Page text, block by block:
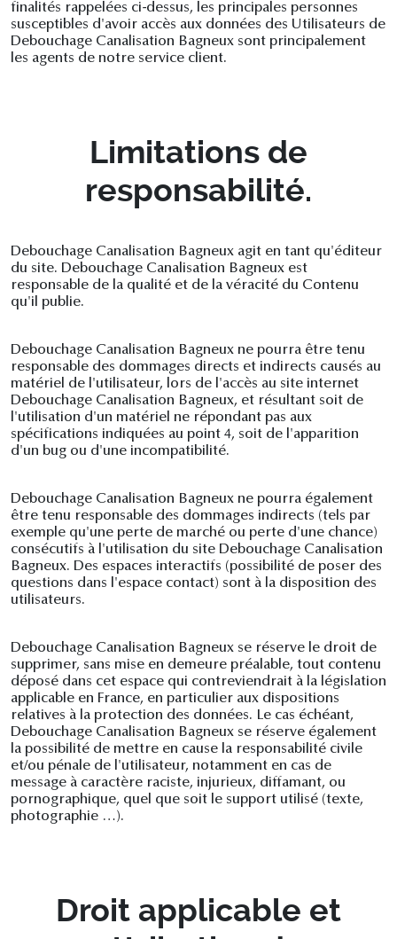
finalités rappelées ci-dessus, les principales personnes
susceptibles d'avoir accès aux données des Utilisateurs de
Debouchage Canalisation Bagneux sont principalement
les agents de notre service client.
Limitations de
responsabilité.
Debouchage Canalisation Bagneux agit en tant qu'éditeur
du site. Debouchage Canalisation Bagneux est
responsable de la qualité et de la véracité du Contenu
qu'il publie.
Debouchage Canalisation Bagneux ne pourra être tenu
responsable des dommages directs et indirects causés au
matériel de l'utilisateur, lors de l'accès au site internet
Debouchage Canalisation Bagneux, et résultant soit de
l'utilisation d'un matériel ne répondant pas aux
spécifications indiquées au point 4, soit de l'apparition
d'un bug ou d'une incompatibilité.
Debouchage Canalisation Bagneux ne pourra également
être tenu responsable des dommages indirects (tels par
exemple qu'une perte de marché ou perte d'une chance)
consécutifs à l'utilisation du site Debouchage Canalisation
Bagneux. Des espaces interactifs (possibilité de poser des
questions dans l'espace contact) sont à la disposition des
utilisateurs.
Debouchage Canalisation Bagneux se réserve le droit de
supprimer, sans mise en demeure préalable, tout contenu
déposé dans cet espace qui contreviendrait à la législation
applicable en France, en particulier aux dispositions
relatives à la protection des données. Le cas échéant,
Debouchage Canalisation Bagneux se réserve également
la possibilité de mettre en cause la responsabilité civile
et/ou pénale de l'utilisateur, notamment en cas de
message à caractère raciste, injurieux, diffamant, ou
pornographique, quel que soit le support utilisé (texte,
photographie …).
Droit applicable et